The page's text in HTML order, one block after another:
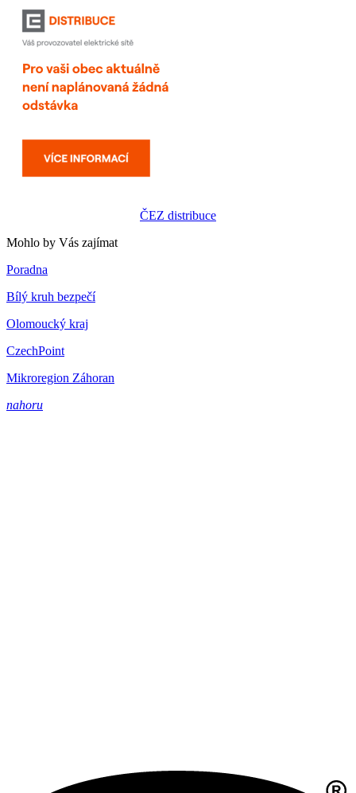
ČEZ distribuce
Mohlo by Vás zajímat
Poradna
Bílý kruh bezpečí
Olomoucký kraj
CzechPoint
Mikroregion Záhoran
nahoru